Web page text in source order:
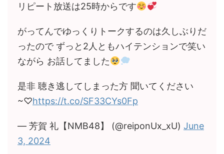
リピート放送は25時からです
がってんでゆっくりトークするのは久しぶりだ
ったので ずっと2人ともハイテンションで笑い
ながら お話してました
是非 聴き逃してしまった方 聞いてください
~♡https://t.co/SF33CYs0Fp
— 芳賀 礼【NMB48】 (@reiponUx_xU) June
3, 2024